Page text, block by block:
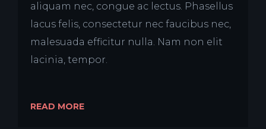
aliquam nec, congue ac lectus. Phasellus
lacus felis, consectetur nec faucibus nec,
malesuada efficitur nulla. Nam non elit
lacinia, tempor.
READ MORE